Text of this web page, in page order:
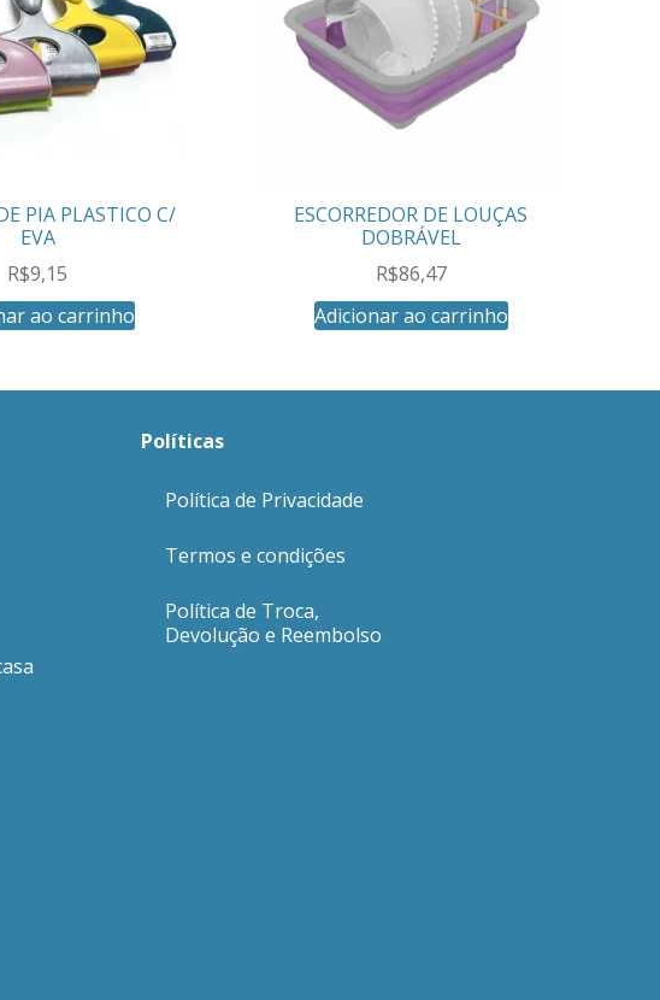
PIA PLASTICO C/
EVA
R$9,15
ao carrinho
ESCORREDOR DE LOUÇAS
DOBRÁVEL
R$86,47
Adicionar ao carrinho
Políticas
Política de Privacidade
Termos e condições
Política de Troca,
Devolução e Reembolso